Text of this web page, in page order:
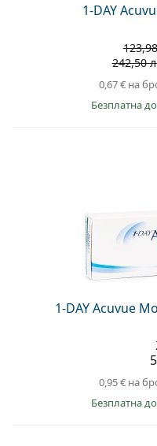
1-DAY
242,50
0,67 € на
Безплатна
1-DAY Acuvue
0,95 € на
Безплатна